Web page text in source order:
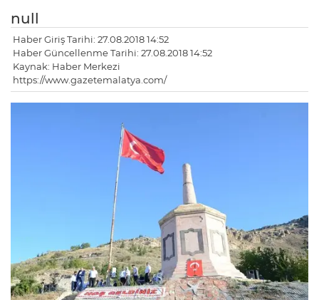
null
Haber Giriş Tarihi: 27.08.2018 14:52
Haber Güncellenme Tarihi: 27.08.2018 14:52
Kaynak: Haber Merkezi
https://www.gazetemalatya.com/